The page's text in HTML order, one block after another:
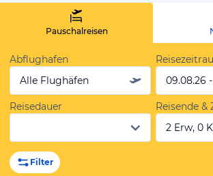
Pauschalreisen
Abflughafen
Alle Flughäfen
09.08.26 -
Reisedauer
Reisende &
2 Erw, 0
Filter